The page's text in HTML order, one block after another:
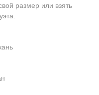
размер или взять